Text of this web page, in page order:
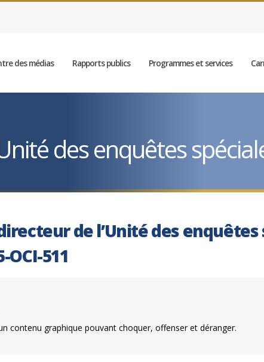
des médias Rapports publics Programmes et services
des enquêtes
de l’Unité des enquêtes
OCI-511
contenu graphique pouvant choquer, offenser et déranger.